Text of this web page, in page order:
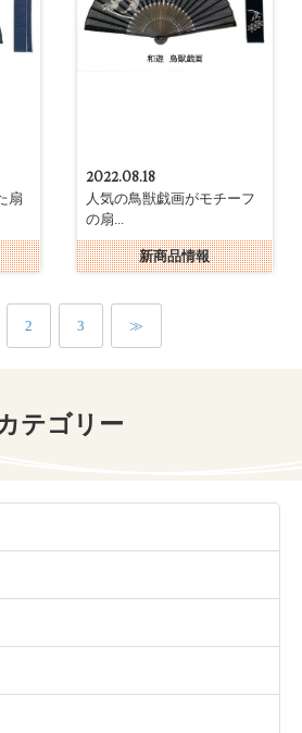
扇
2022.08.18
人気の鳥獣戯画がモチーフ
の扇...
新商品情報
2 3 ≫
テゴリー